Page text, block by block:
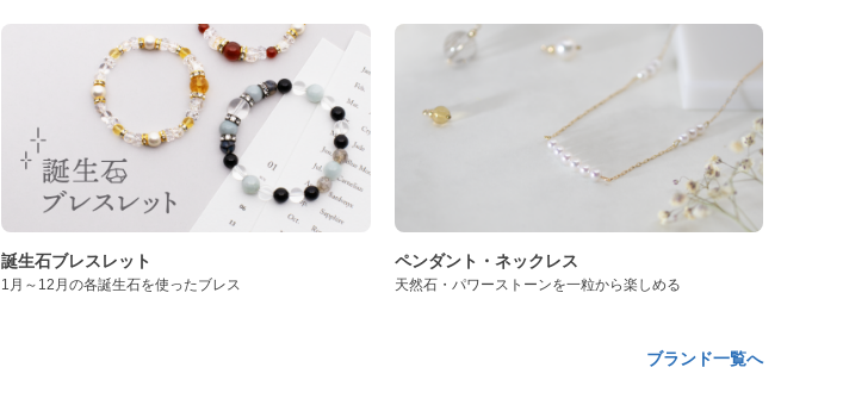
誕生石ブレスレット
1月～12月の各誕生石を使ったブレス
ペンダント・ネックレス
天然石・パワーストーンを一粒から楽しめる
ブランド一覧へ